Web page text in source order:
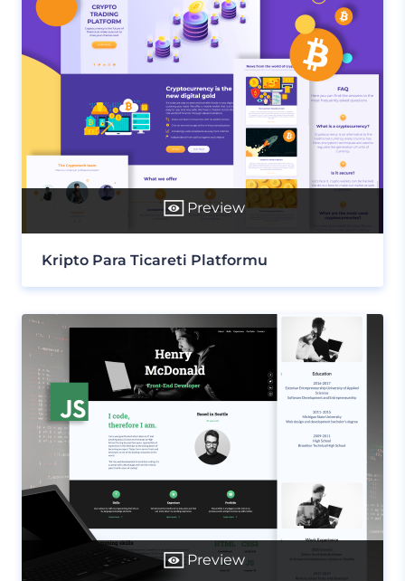
Preview
Kripto Para Ticareti Platformu
Preview